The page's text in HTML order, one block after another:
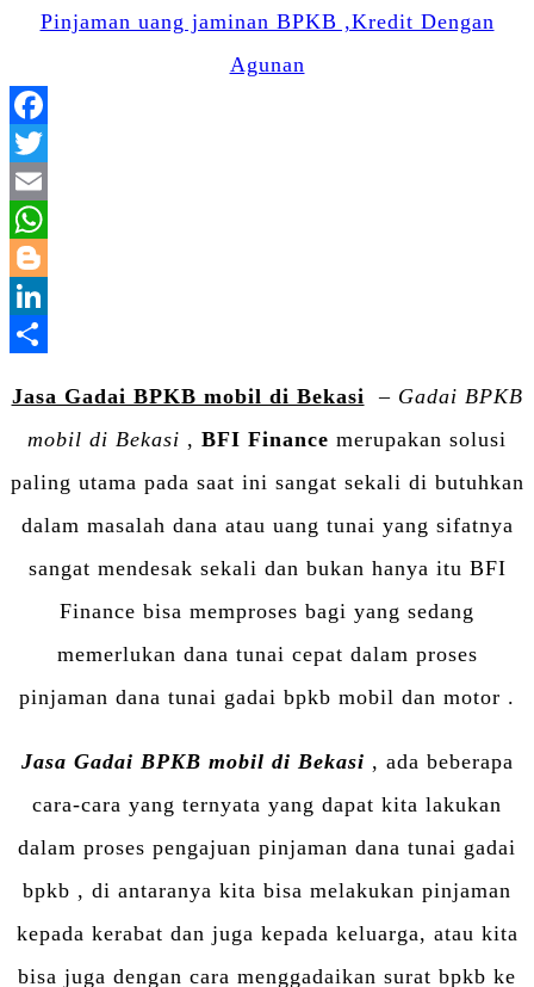
Jasa Gadai BPKB mobil di Bekasi – Gadai BPKB
mobil di Bekasi , BFI Finance merupakan solusi
paling utama pada saat ini sangat sekali di butuhkan
dalam masalah dana atau uang tunai yang sifatnya
sangat mendesak sekali dan bukan hanya itu BFI
Finance bisa memproses bagi yang sedang
memerlukan dana tunai cepat dalam proses
pinjaman dana tunai gadai bpkb mobil dan motor .
Jasa Gadai BPKB mobil di Bekasi , ada beberapa
cara-cara yang ternyata yang dapat kita lakukan
dalam proses pengajuan pinjaman dana tunai gadai
bpkb , di antaranya kita bisa melakukan pinjaman
kepada kerabat dan juga kepada keluarga, atau kita
bisa juga dengan cara menggadaikan surat bpkb ke